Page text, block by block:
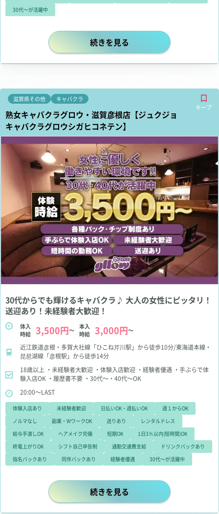
30代～が活躍中
グループ20店舗以上！超大手なの
続きを見る
滋賀県その他
キャバクラ
キープ
熟女キャバクラグロウ・滋賀彦根店【ジュクジョ
キャバクラグロウシガヒコネテン】
30代からでも輝けるキャバクラ♪ 大人の女性にピッタリ！
送迎あり！未経験者大歓迎！
体入
時給
3,500円～
本入
時給
3,000円～
近江鉄道彦根・多賀大社線「ひこね芹川駅」から徒歩10分/東海道本線・
琵琶湖線「彦根駅」から徒歩14分
18歳以上 ・未経験者大歓迎 ・体験入店歓迎 ・経験者優遇 ・手ぶらで体
験入店OK ・履歴書不要 ・30代～・40代～OK
20:00～LAST
体験入店あり 未経験者歓迎 日払いOK・週払いOK
週１からOK
ノルマなし
副業・WワークOK 送りあり
レンタルドレス
給与手渡しOK
ヘアメイク完備 短期OK
1日3ｈ以内(短時間)OK
終電上がりOK
シフト自己申告制 通勤交通費支給
ドリンクバックあり
指名バックあり
同伴バックあり 経験者優遇 30代～が活躍中
30代からでも輝けるキャバクラ♪
続きを見る